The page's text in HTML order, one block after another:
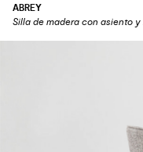
ABREY
Silla de madera con asiento